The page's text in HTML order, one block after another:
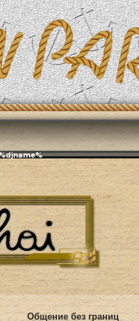
и смежные разделы
Общение без границ